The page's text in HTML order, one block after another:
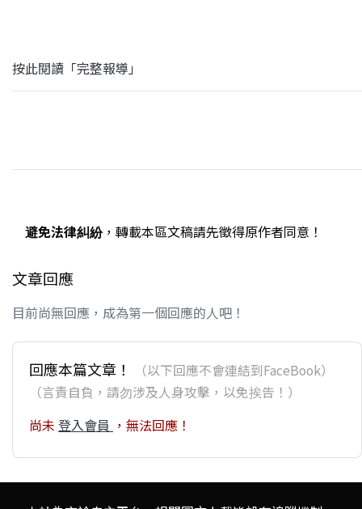
按此閱讀「完整報導」
避免法律糾紛，轉載本區文稿請先徵得原作者同意！
文章回應
目前尚無回應，成為第一個回應的人吧！
回應本篇文章！
（以下回應不會連結到FaceBook）
（言責自負，請勿涉及人身攻擊，以免挨告！）
尚未 登入會員 ，無法回應！